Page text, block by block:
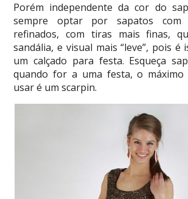
Porém independente da cor do
sempre optar por sapatos com
refinados, com tiras mais finas,
sandália, e visual mais “leve”, pois é
um calçado para festa. Esqueça
quando for a uma festa, o máximo
usar é um scarpin.